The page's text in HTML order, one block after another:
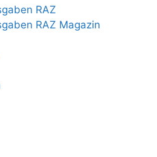
RAZ
RAZ Magazin